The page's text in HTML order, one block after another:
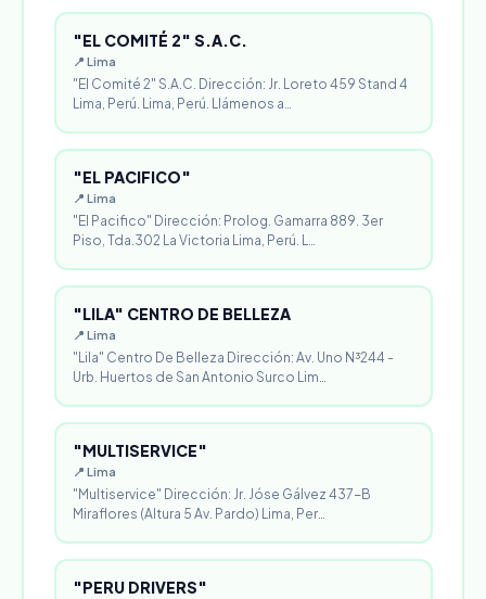
"EL COMITÉ 2" S.A.C.
📍 Lima
"El Comité 2" S.A.C. Dirección: Jr. Loreto 459 Stand 4
Lima, Perú. Lima, Perú. Llámenos a…
"EL PACIFICO"
📍 Lima
"El Pacifico" Dirección: Prolog. Gamarra 889. 3er
Piso, Tda.302 La Victoria Lima, Perú. L…
"LILA" CENTRO DE BELLEZA
📍 Lima
"Lila" Centro De Belleza Dirección: Av. Uno N³244 -
Urb. Huertos de San Antonio Surco Lim…
"MULTISERVICE"
📍 Lima
"Multiservice" Dirección: Jr. Jóse Gálvez 437-B
Miraflores (Altura 5 Av. Pardo) Lima, Per…
"PERU DRIVERS"